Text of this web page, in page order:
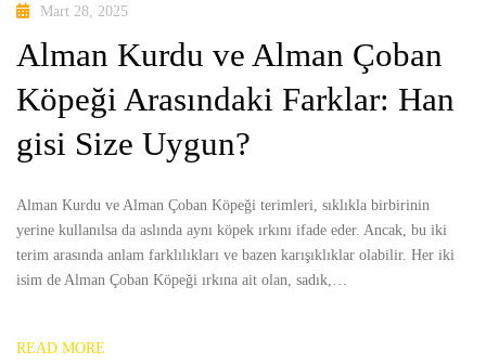
Mart 28, 2025
Alman Kurdu ve Alman Çoban
Köpeği Arasındaki Farklar: Han
gisi Size Uygun?
Alman Kurdu ve Alman Çoban Köpeği terimleri, sıklıkla birbirinin
yerine kullanılsa da aslında aynı köpek ırkını ifade eder. Ancak, bu iki
terim arasında anlam farklılıkları ve bazen karışıklıklar olabilir. Her iki
isim de Alman Çoban Köpeği ırkına ait olan, sadık,…
READ MORE